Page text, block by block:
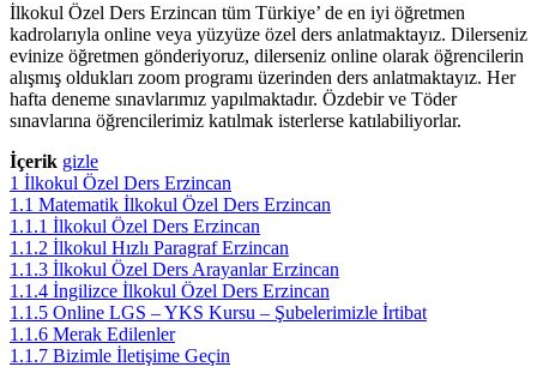
İlkokul Özel Ders Erzincan tüm Türkiye’ de en iyi öğretmen
kadrolarıyla online veya yüzyüze özel ders anlatmaktayız. Dilerseniz
evinize öğretmen gönderiyoruz, dilerseniz online olarak öğrencilerin
alışmış oldukları zoom programı üzerinden ders anlatmaktayız. Her
hafta deneme sınavlarımız yapılmaktadır. Özdebir ve Töder
sınavlarına öğrencilerimiz katılmak isterlerse katılabiliyorlar.
İçerik gizle
1 İlkokul Özel Ders Erzincan
1.1 Matematik İlkokul Özel Ders Erzincan
1.1.1 İlkokul Özel Ders Erzincan
1.1.2 İlkokul Hızlı Paragraf Erzincan
1.1.3 İlkokul Özel Ders Arayanlar Erzincan
1.1.4 İngilizce İlkokul Özel Ders Erzincan
1.1.5 Online LGS – YKS Kursu – Şubelerimizle İrtibat
1.1.6 Merak Edilenler
1.1.7 Bizimle İletişime Geçin